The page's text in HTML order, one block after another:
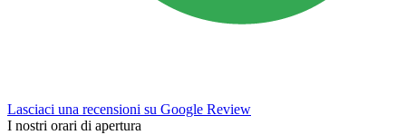
Lasciaci una recensioni su Google Review
I nostri orari di apertura